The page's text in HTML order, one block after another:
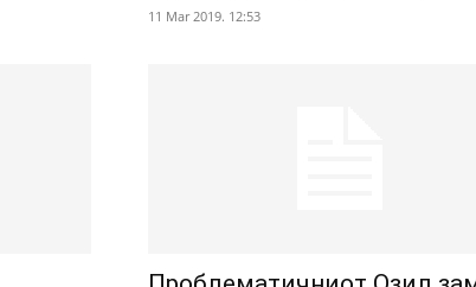
11 Mar 2019. 12:53